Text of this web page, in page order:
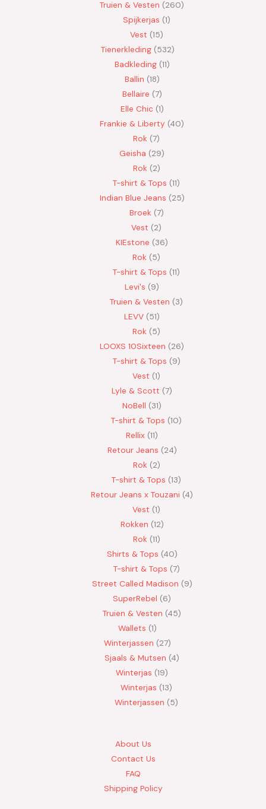
Truien & Vesten
260
Spijkerjas 1
Vest 15
Tienerkleding 532
Badkleding 11
Ballin 18
Bellaire 7
Elle Chic 1
Frankie & Liberty 40
Rok 7
Geisha
29
Rok 2
T-shirt & Tops 11
Indian Blue Jeans 25
Broek 7
Vest
2
KIEstone
36
Rok
5
T-shirt & Tops 11
Levi's
9
Truien & Vesten
3
LEVV 51
Rok
5
LOOXS 10Sixteen
26
T-shirt & Tops 9
Vest 1
Lyle & Scott 7
NoBell
31
T-shirt & Tops 10
Rellix 11
Retour Jeans 24
Rok 2
T-shirt & Tops 13
Retour Jeans x Touzani 4
Vest 1
Rokken 12
Rok 11
Shirts & Tops 40
T-shirt & Tops 7
Street Called Madison 9
SuperRebel
6
Truien & Vesten 45
Wallets 1
Winterjassen
27
Sjaals & Mutsen 4
Winterjas 19
Winterjas 13
Winterjassen
5
About Us
Contact Us
FAQ
Shipping Policy